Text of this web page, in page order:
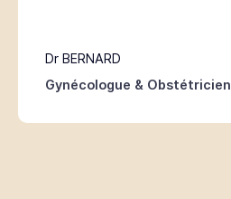
Dr BERNARD
Gynécologue & Obstétricien